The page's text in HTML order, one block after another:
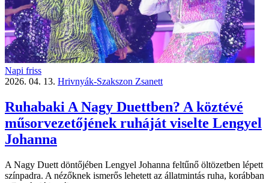
Napi friss
2026. 04. 13. Hrivnyák-Szakszon Zsanett
Ruhabaki A Nagy Duettben? A köztévé
műsorvezetőjének ruháját viselte Lengyel
Johanna
A Nagy Duett döntőjében Lengyel Johanna feltűnő öltözetben lépett
színpadra. A nézőknek ismerős lehetett az állatmintás ruha, korábban